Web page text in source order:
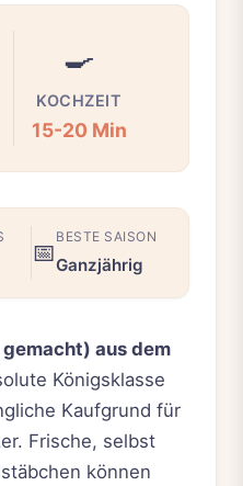
🍳
KOCHZEIT
15-20 Min
📅
BESTE SAISON
Ganzjährig
aus dem
Königsklasse
Kaufgrund für
Frische, selbst
können